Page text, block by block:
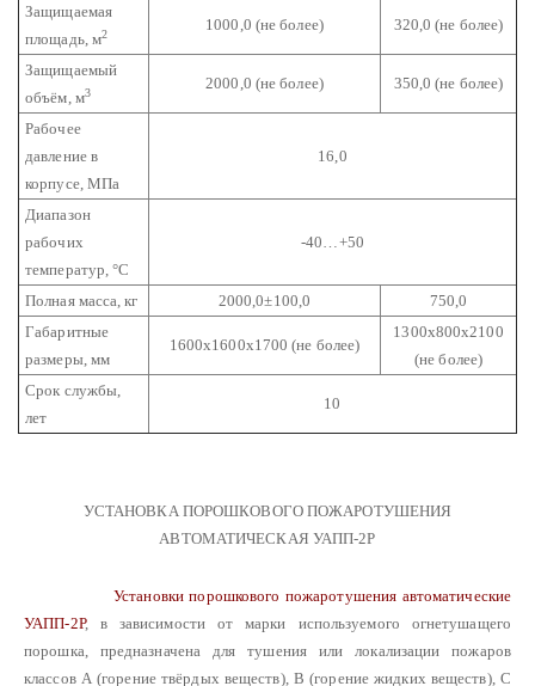
Защищаемая
площадь, м2
1000,0 (не более) 320,0 (не более)
Защищаемый
объём, м3
2000,0 (не более) 350,0 (не более)
Рабочее
давление в
корпусе, МПа
16,0
Диапазон
рабочих
температур, °C
-40…+50
Полная масса, кг 2000,0±100,0
750,0
Габаритные
размеры, мм
1600х1600х1700 (не более)
1300х800х2100
(не более)
Срок службы,
лет
10
УСТАНОВКА ПОРОШКОВОГО ПОЖАРОТУШЕНИЯ
АВТОМАТИЧЕСКАЯ УАПП-2Р
Установки порошкового пожаротушения автоматические
УАПП-2Р, в зависимости от марки используемого огнетушащего
порошка, предназначена для тушения или локализации пожаров
классов А (горение твёрдых веществ), В (горение жидких веществ), С